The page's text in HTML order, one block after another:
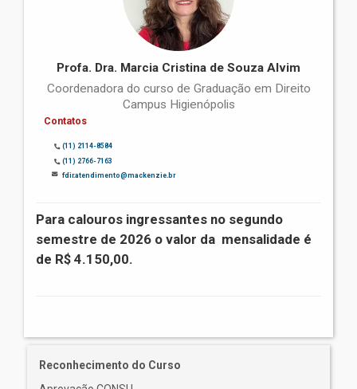
Profa. Dra. Marcia Cristina de Souza Alvim
Coordenadora do curso de Graduação em Direito
Campus Higienópolis
Contatos
(11) 2114-8584
(11) 2766-7163
fdir.atendimento@mackenzie.br
Para calouros ingressantes no segundo
semestre de 2026 o valor da mensalidade é
de R$ 4.150,00.
Reconhecimento do Curso